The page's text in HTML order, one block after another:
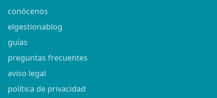
conócenos
elgestionablog
guías
preguntas frecuentes
aviso legal
política de privacidad